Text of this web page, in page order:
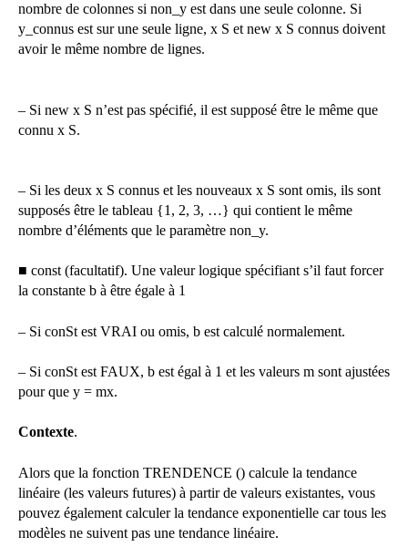
nombre de colonnes si non_y est dans une seule colonne. Si
y_connus est sur une seule ligne, x S et new x S connus doivent
avoir le même nombre de lignes.
– Si new x S n’est pas spécifié, il est supposé être le même que
connu x S.
– Si les deux x S connus et les nouveaux x S sont omis, ils sont
supposés être le tableau {1, 2, 3, …} qui contient le même
nombre d’éléments que le paramètre non_y.
■ const (facultatif). Une valeur logique spécifiant s’il faut forcer
la constante b à être égale à 1
– Si conSt est VRAI ou omis, b est calculé normalement.
– Si conSt est FAUX, b est égal à 1 et les valeurs m sont ajustées
pour que y = mx.
Contexte.
Alors que la fonction TRENDENCE () calcule la tendance
linéaire (les valeurs futures) à partir de valeurs existantes, vous
pouvez également calculer la tendance exponentielle car tous les
modèles ne suivent pas une tendance linéaire.